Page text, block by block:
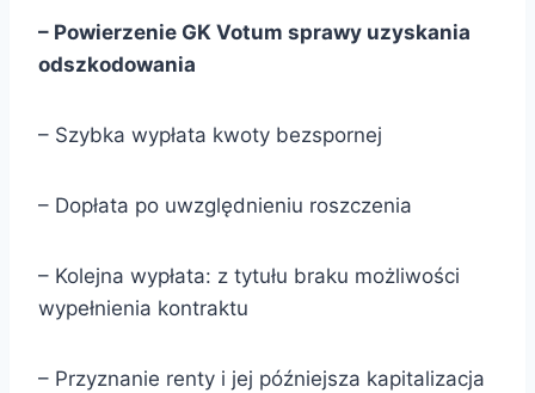
– Powierzenie GK Votum sprawy uzyskania
odszkodowania
– Szybka wypłata kwoty bezspornej
– Dopłata po uwzględnieniu roszczenia
– Kolejna wypłata: z tytułu braku możliwości
wypełnienia kontraktu
– Przyznanie renty i jej późniejsza kapitalizacja